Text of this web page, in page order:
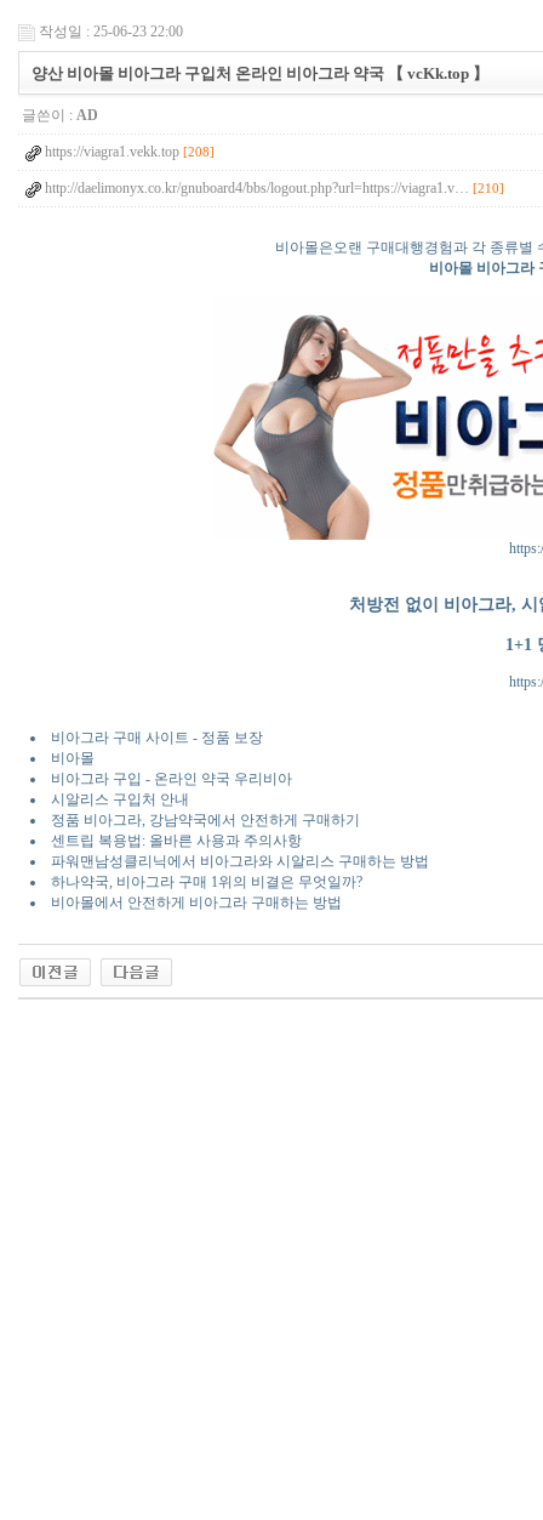
작성일 : 25-06-23 22:00
양산 비아몰 비아그라 구입처 온라인 비아그라 약국 【 vcKk.top 】
글쓴이 : AD
https://viagra1.vekk.top [208]
http://daelimonyx.co.kr/gnuboard4/bbs/logout.php?url=https://viagra1.v… [210]
비아몰은오랜 구매대행경험과 각 종류별
비아몰 비아그라
처방전 없이 비아그라,
1+1
비아그라 구매 사이트 - 정품 보장
비아몰
비아그라 구입 - 온라인 약국 우리비아
시알리스 구입처 안내
정품 비아그라, 강남약국에서 안전하게 구매하기
센트립 복용법: 올바른 사용과 주의사항
파워맨남성클리닉에서 비아그라와 시알리스 구매하는 방법
하나약국, 비아그라 구매 1위의 비결은 무엇일까?
비아몰에서 안전하게 비아그라 구매하는 방법